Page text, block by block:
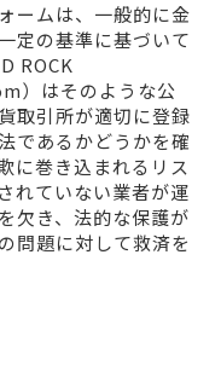
ームは、一般的に金
定の基準に基づいて
ROCK
はそのような公
取引所が適切に登録
であるかどうかを確
に巻き込まれるリス
れていない業者が運
欠き、法的な保護が
問題に対して救済を